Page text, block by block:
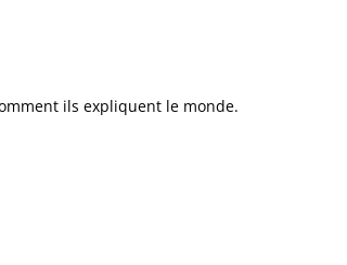
ils expliquent le monde.